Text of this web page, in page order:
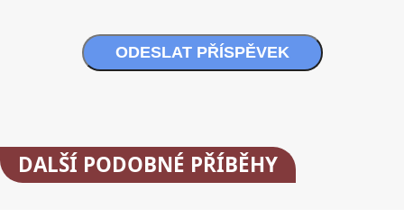
ODESLAT PŘÍSPĚVEK
DALŠÍ PODOBNÉ PŘÍBĚHY